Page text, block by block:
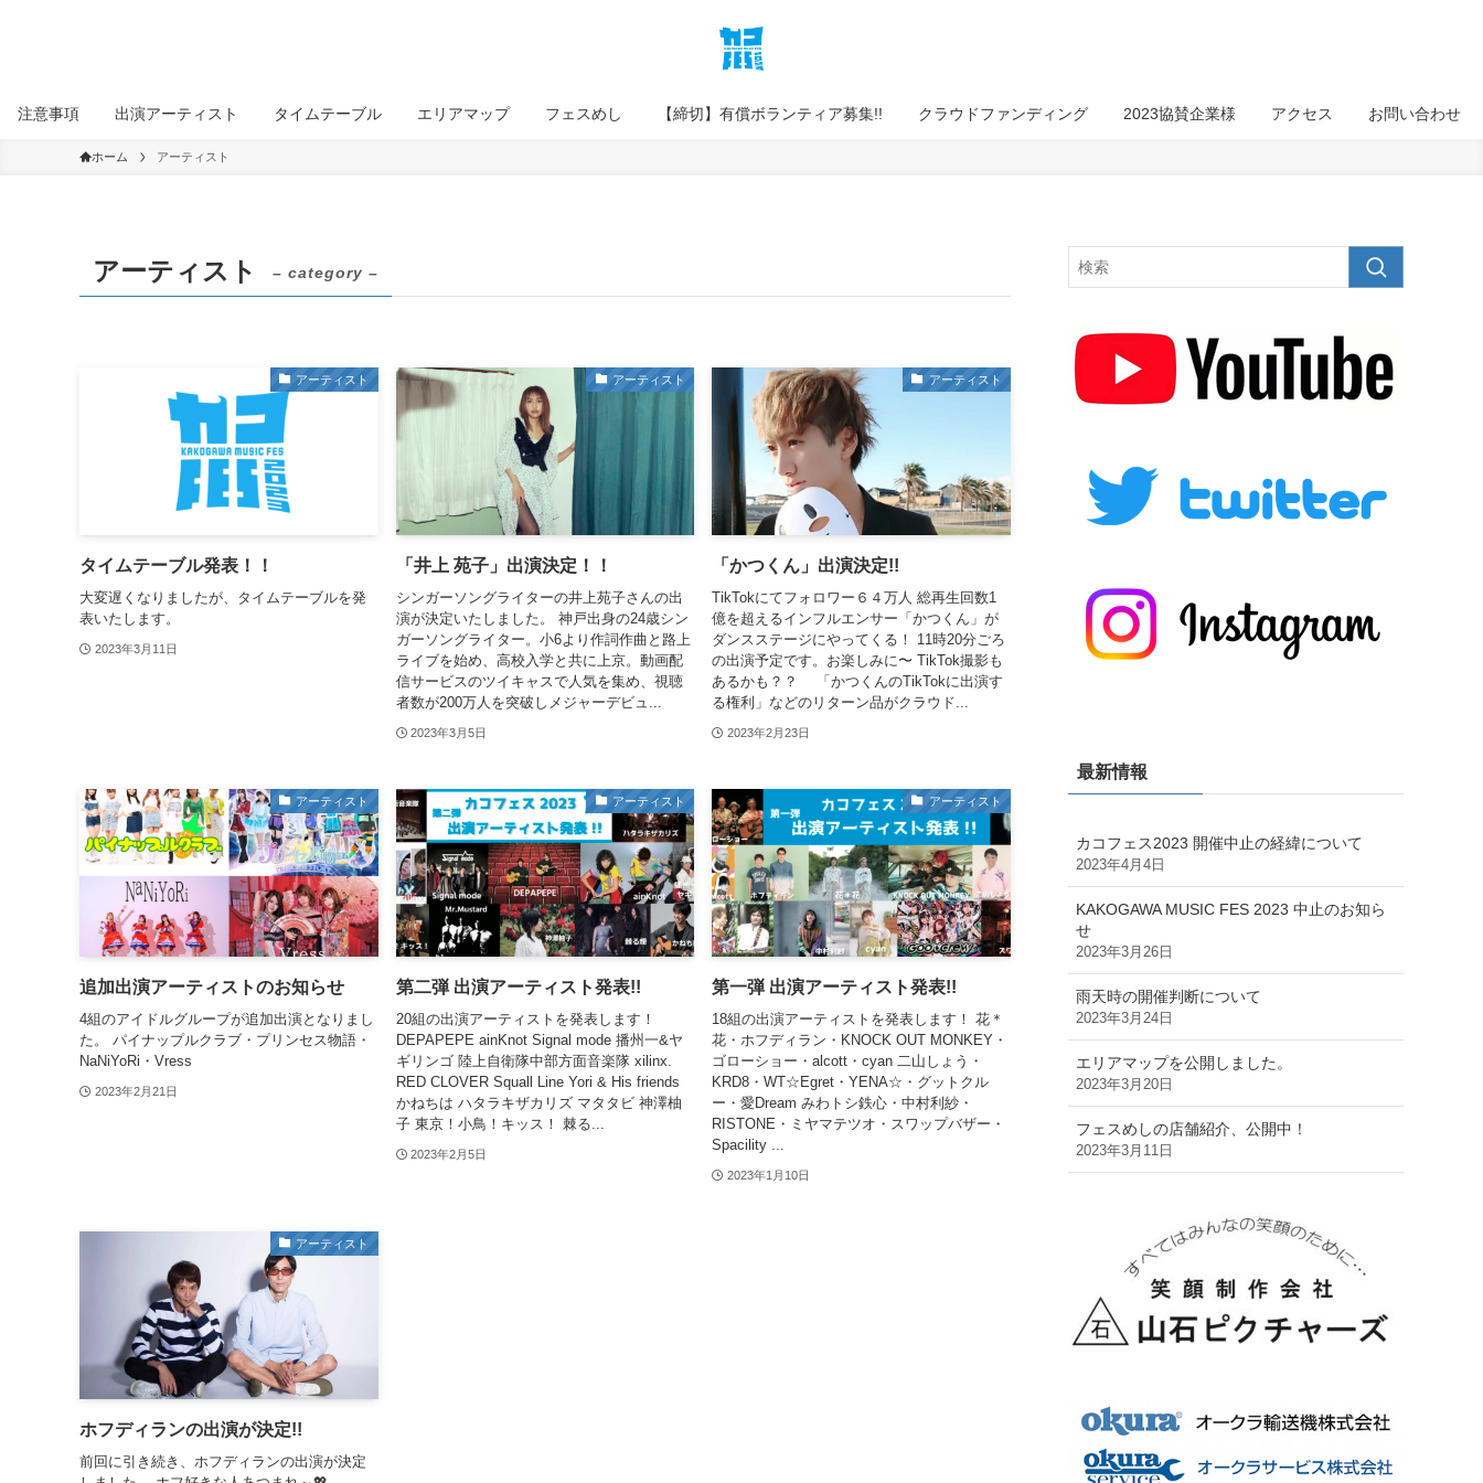
注意事項 出演アーティスト タイムテーブル エリアマップ フェスめし 【締切】有償ボランティア募集!! クラウドファンディング 2023協賛企業様 アクセス お問い合わせ
ホーム アーティスト
アーティスト – category –
アーティスト
タイムテーブル発表！！
大変遅くなりましたが、タイムテーブルを発
表いたします。
2023年3月11日
アーティスト
「井上 苑子」出演決定！！
シンガーソングライターの井上苑子さんの出
演が決定いたしました。 神戸出身の24歳シン
ガーソングライター。小6より作詞作曲と路上
ライブを始め、高校入学と共に上京。動画配
信サービスのツイキャスで人気を集め、視聴
者数が200万人を突破しメジャーデビュ...
2023年3月5日
アーティスト
「かつくん」出演決定!!
TikTokにてフォロワー６４万人 総再生回数1
億を超えるインフルエンサー「かつくん」が
ダンスステージにやってくる！ 11時20分ごろ
の出演予定です。お楽しみに〜 TikTok撮影も
あるかも？？ 「かつくんのTikTokに出演す
る権利」などのリターン品がクラウド...
2023年2月23日
アーティスト
追加出演アーティストのお知らせ
4組のアイドルグループが追加出演となりまし
た。 パイナップルクラブ・プリンセス物語・
NaNiYoRi・Vress
2023年2月21日
アーティスト
第二弾 出演アーティスト発表!!
20組の出演アーティストを発表します！
DEPAPEPE ainKnot Signal mode 播州一&ヤ
ギリンゴ 陸上自衛隊中部方面音楽隊 xilinx.
RED CLOVER Squall Line Yori & His friends
かねちは ハタラキザカリズ マタタビ 神澤柚
子 東京！小鳥！キッス！ 棘る...
2023年2月5日
アーティスト
第一弾 出演アーティスト発表!!
18組の出演アーティストを発表します！ 花＊
花・ホフディラン・KNOCK OUT MONKEY・
ゴローショー・alcott・cyan 二山しょう・
KRD8・WT☆Egret・YENA☆・グットクル
ー・愛Dream みわトシ鉄心・中村利紗・
RISTONE・ミヤマテツオ・スワップバザー・
Spacility ...
2023年1月10日
アーティスト
ホフディランの出演が決定!!
前回に引き続き、ホフディランの出演が決定
最新情報
カコフェス2023 開催中止の経緯について
2023年4月4日
KAKOGAWA MUSIC FES 2023 中止のお知ら
せ
2023年3月26日
雨天時の開催判断について
2023年3月24日
エリアマップを公開しました。
2023年3月20日
フェスめしの店舗紹介、公開中！
2023年3月11日